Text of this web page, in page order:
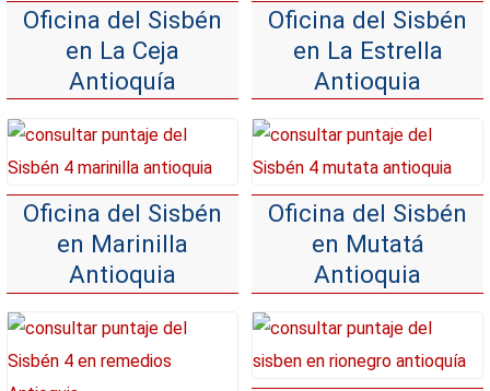
Oficina del Sisbén
en La Ceja
Antioquía
Oficina del Sisbén
en La Estrella
Antioquia
Oficina del Sisbén
en Marinilla
Antioquia
Oficina del Sisbén
en Mutatá
Antioquia